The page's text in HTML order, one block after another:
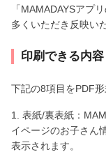
「MAMADAYSアプ
多くいただき反映い
印刷できる内容
下記の8項目をPDF
1. 表紙/裏表紙：
イページのお子さん
表示されます。